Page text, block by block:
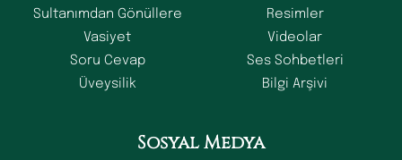
Sultanımdan Gönüllere
Vasiyet
Soru Cevap
Üveysilik
Resimler
Videolar
Ses Sohbetleri
Bilgi Arşivi
Sosyal Medya